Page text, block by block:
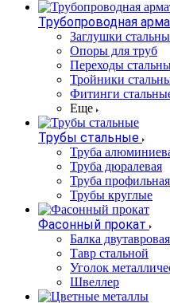
Трубопроводная
Заглушки
Опоры для труб
Переходы
Тройники
Фитинги
Еще
Трубы стальные
Труба
Труба дюралевая
Труба профильная
Трубы круглые
Фасонный прокат
Балка двутавровая
Тавр стальной
Уголок
Швеллер